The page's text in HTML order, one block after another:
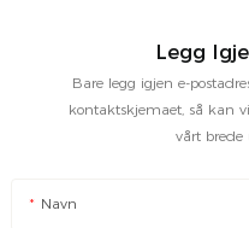
Legg
Bare legg igjen e-
kontaktskjemaet, så kan
vårt brede
Navn